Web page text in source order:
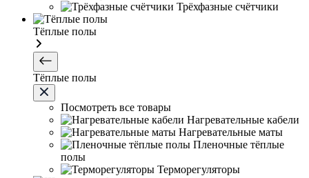
Трёхфазные счётчики
Тёплые полы
Тёплые полы
Посмотреть все товары
Нагревательные кабели
Нагревательные маты
Пленочные тёплые
полы
Терморегуляторы